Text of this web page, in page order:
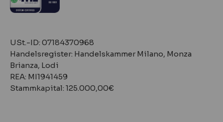
‍‍USt.-ID: 07184370968
Handelsregister: Handelskammer Milano, Monza
Brianza, Lodi
REA: MI1941459
Stammkapital: 125.000,00€